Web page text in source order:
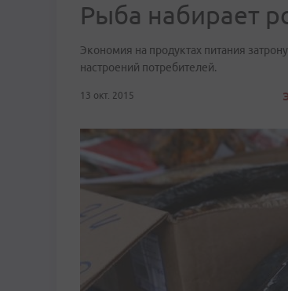
Рыба набирает
Экономия на продуктах питания
настроений потребителей.
13 окт. 2015